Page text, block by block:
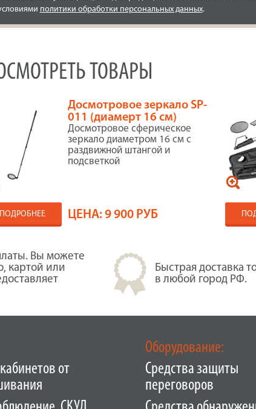
политики обработки персональных данных.
ТОВАРЫ
Досмотровое зеркало SP-
011 (диамерт 16 см)
Досмотровое сферическое
зеркало диаметром 16 см с
раздвижной штангой и
подсветкой
ПОДРОБНЕЕ ЦЕНА:9 900 РУБ
Вы можете
картой или
Быстрая доставка
в любой город РФ.
от
Оборудование:
Средства защиты
переговоров